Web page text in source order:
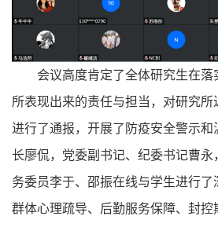
会议高度肯定了全体研究生在落
所表现出来的责任与担当，对研究
进行了通报，开展了防疫安全警示
长廖侃，党委副书记、纪委书记曹
务委员李于、邵振在线与学生进行
群体心理疏导、后勤服务保障、封控